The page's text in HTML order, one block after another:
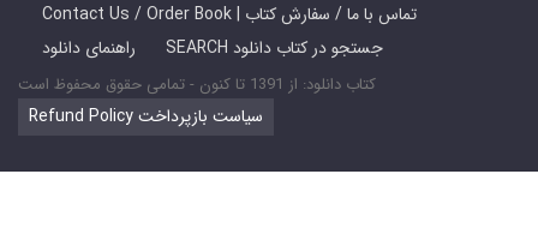
Contact Us / Order Book | تماس با ما / سفارش کتاب
راهنمای دانلود
SEARCH جستجو در کتاب دانلود
کتاب دانلود: از 1391 تا کنون - تمامی حقوق محفوظ است
Refund Policy سیاست بازپرداخت